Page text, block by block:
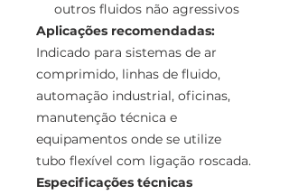
outros fluidos não agressivos
Aplicações recomendadas:
Indicado para sistemas de ar
comprimido, linhas de fluido,
automação industrial, oficinas,
manutenção técnica e
equipamentos onde se utilize
tubo flexível com ligação roscada.
Especificações técnicas